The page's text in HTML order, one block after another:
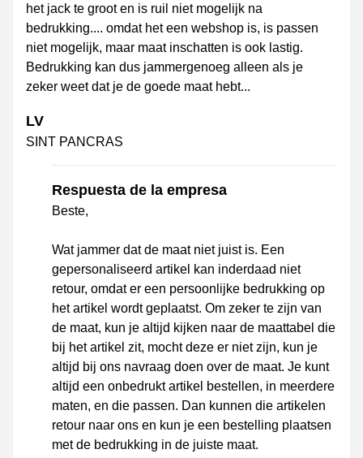
het jack te groot en is ruil niet mogelijk na
bedrukking.... omdat het een webshop is, is passen
niet mogelijk, maar maat inschatten is ook lastig.
Bedrukking kan dus jammergenoeg alleen als je
zeker weet dat je de goede maat hebt...
LV
SINT PANCRAS
Respuesta de la empresa
Beste,
Wat jammer dat de maat niet juist is. Een
gepersonaliseerd artikel kan inderdaad niet
retour, omdat er een persoonlijke bedrukking op
het artikel wordt geplaatst. Om zeker te zijn van
de maat, kun je altijd kijken naar de maattabel die
bij het artikel zit, mocht deze er niet zijn, kun je
altijd bij ons navraag doen over de maat. Je kunt
altijd een onbedrukt artikel bestellen, in meerdere
maten, en die passen. Dan kunnen die artikelen
retour naar ons en kun je een bestelling plaatsen
met de bedrukking in de juiste maat.